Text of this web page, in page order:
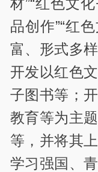
品创作”“红
富、形式多
开发以红色
子图书等；
教育等为主
等，并将其
学习强国、